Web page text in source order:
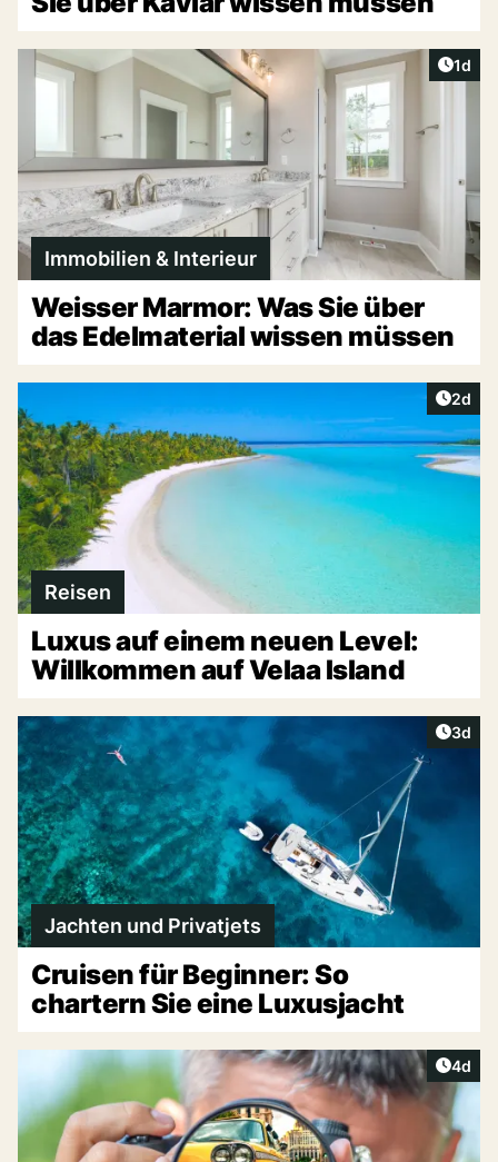
1d
Immobilien & Interieur
Weisser Marmor: Was Sie über
das Edelmaterial wissen müssen
2d
Reisen
Luxus auf einem neuen Level:
Willkommen auf Velaa Island
3d
Jachten und Privatjets
Cruisen für Beginner: So
chartern Sie eine Luxusjacht
4d